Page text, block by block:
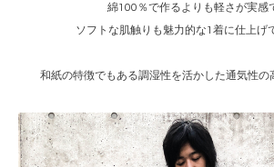
綿100％で作るよりも軽さが実感
ソフトな肌触りも魅力的な1着に仕上げ
和紙の特徴でもある調湿性を活かした通気性の